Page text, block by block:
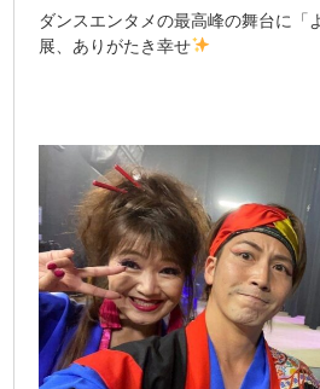
ダンスエンタメの最高峰の舞台に「
展、ありがたき幸せ